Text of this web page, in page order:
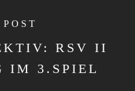
RSV II
IM 3.SPIEL